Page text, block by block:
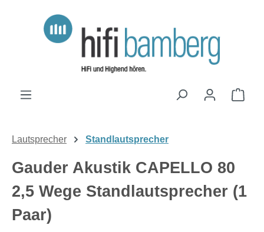
Zum Hauptinhalt springen
Lautsprecher Standlautsprecher
Gauder Akustik CAPELLO 80
2,5 Wege Standlautsprecher (1
Paar)